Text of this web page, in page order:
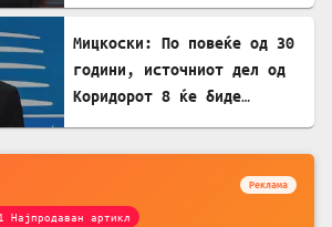
Мицкоски: По повеќе од 30
години, источниот дел од
Коридорот 8 ќе биде
Реклама
Најпродаван артикл